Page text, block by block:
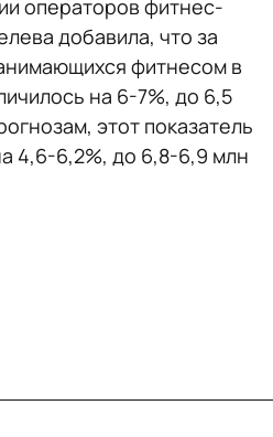
операторов фитнес-
добавила, что за
фитнесом в
на 6-7%, до 6,5
этот показатель
4,6-6,2%, до 6,8-6,9 млн